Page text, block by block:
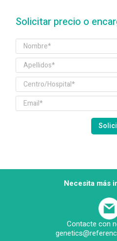
Solicitar precio o
Necesita más
Contacte con